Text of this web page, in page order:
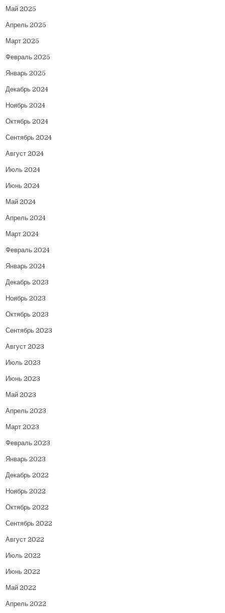
Май 2025
Апрель 2025
Март 2025
Февраль 2025
Январь 2025
Декабрь 2024
Ноябрь 2024
Октябрь 2024
Сентябрь 2024
Август 2024
Июль 2024
Июнь 2024
Май 2024
Апрель 2024
Март 2024
Февраль 2024
Январь 2024
Декабрь 2023
Ноябрь 2023
Октябрь 2023
Сентябрь 2023
Август 2023
Июль 2023
Июнь 2023
Май 2023
Апрель 2023
Март 2023
Февраль 2023
Январь 2023
Декабрь 2022
Ноябрь 2022
Октябрь 2022
Сентябрь 2022
Август 2022
Июль 2022
Июнь 2022
Май 2022
Апрель 2022